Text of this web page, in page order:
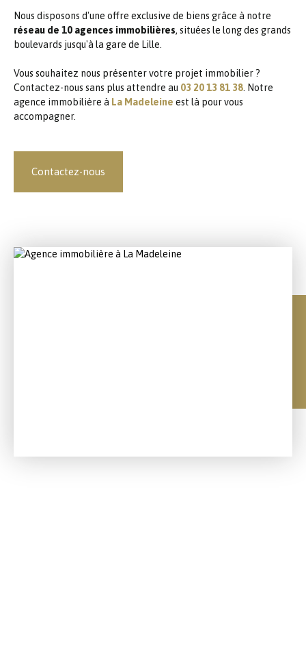
Nous disposons d'une offre exclusive de biens grâce à notre
réseau de 10 agences immobilières, situées le long des grands
boulevards jusqu'à la gare de Lille.
Vous souhaitez nous présenter votre projet immobilier ?
Contactez-nous sans plus attendre au 03 20 13 81 38 . Notre
agence immobilière à La Madeleine est là pour vous
accompagner.
Contactez-nous